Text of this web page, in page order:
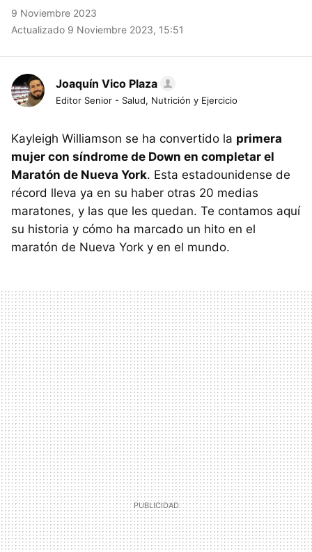
9 Noviembre 2023
Actualizado 9 Noviembre 2023, 15:51
Joaquín Vico Plaza
Editor Senior - Salud, Nutrición y Ejercicio
Kayleigh Williamson se ha convertido la primera
mujer con síndrome de Down en completar el
Maratón de Nueva York. Esta estadounidense de
récord lleva ya en su haber otras 20 medias
maratones, y las que les quedan. Te contamos aquí
su historia y cómo ha marcado un hito en el
maratón de Nueva York y en el mundo.